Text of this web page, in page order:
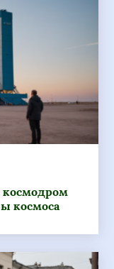
космодром
космоса